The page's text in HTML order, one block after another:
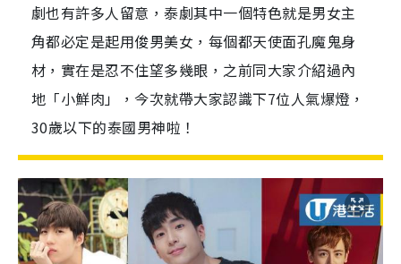
劇也有許多人留意，泰劇其中一個特色就是男女主
角都必定是起用俊男美女，每個都天使面孔魔鬼身
材，實在是忍不住望多幾眼，之前同大家介紹過內
地「小鮮肉」，今次就帶大家認識下7位人氣爆燈，
30歲以下的泰國男神啦！